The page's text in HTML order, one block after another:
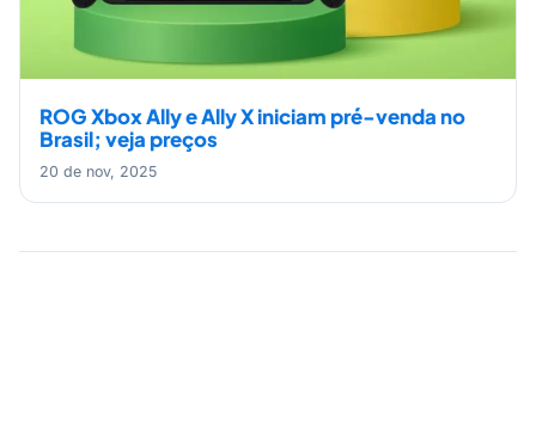
ROG Xbox Ally e Ally X iniciam pré-venda no
Brasil; veja preços
20 de nov, 2025